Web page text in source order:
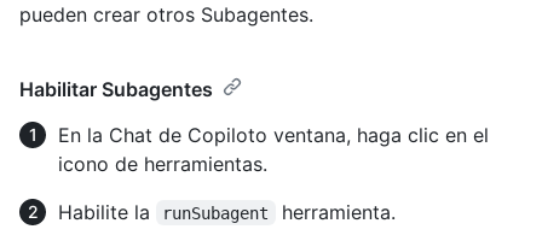
pueden crear otros Subagentes.
Habilitar Subagentes
En la Chat de Copiloto ventana, haga clic en el
icono de herramientas.
Habilite la
runSubagent
herramienta.